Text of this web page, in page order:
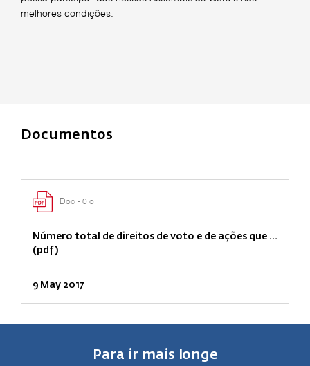
melhores condições.
Documentos
Doc - 0 o
Número total de direitos de voto e de ações que …
(pdf)
9 May 2017
Para ir mais longe